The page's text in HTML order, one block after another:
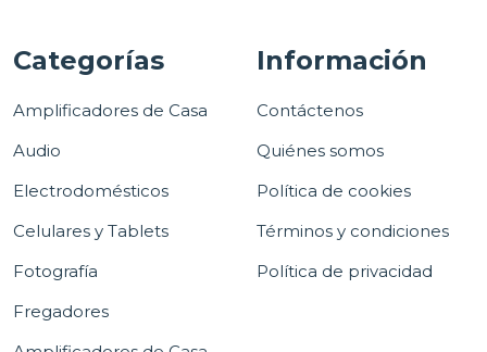
Categorías
Amplificadores de Casa
Audio
Electrodomésticos
Celulares y Tablets
Fotografía
Fregadores
Información
Contáctenos
Quiénes somos
Política de cookies
Términos y condiciones
Política de privacidad